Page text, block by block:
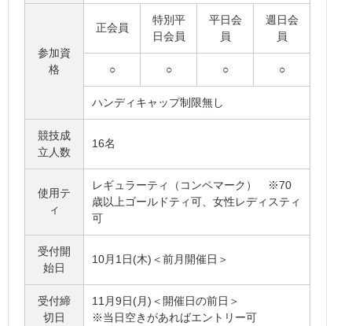
参加資
格
正会員
特別平
日会員
平日会
員
週日会
員
○ ○ ○ ○
ハンディキャップ制限無し
競技成
立人数
16名
使用テ
ィ
レギュラーティ（コンペマーク） ※70
歳以上ゴールドティ可、女性レディスティ
可
受付開
始日
10月1日(木)＜前月開催日＞
受付締
切日
11月9日(月)＜開催日の前日＞
※当日空きがあればエントリー可